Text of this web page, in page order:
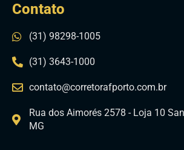
Contato
(31) 98298-1005
(31) 3643-1000
contato@corretorafporto.com.br
Rua dos Aimorés 2578 - Loja 10
MG